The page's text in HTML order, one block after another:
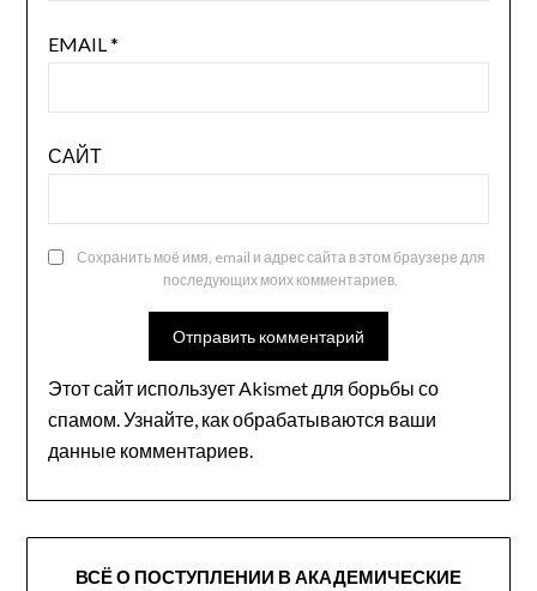
EMAIL *
САЙТ
Сохранить моё имя, email и адрес сайта в этом браузере для
последующих моих комментариев.
Этот сайт использует Akismet для борьбы со
спамом. Узнайте, как обрабатываются ваши
данные комментариев
ВСЁ О ПОСТУПЛЕНИИ В АКАДЕМИЧЕСКИЕ